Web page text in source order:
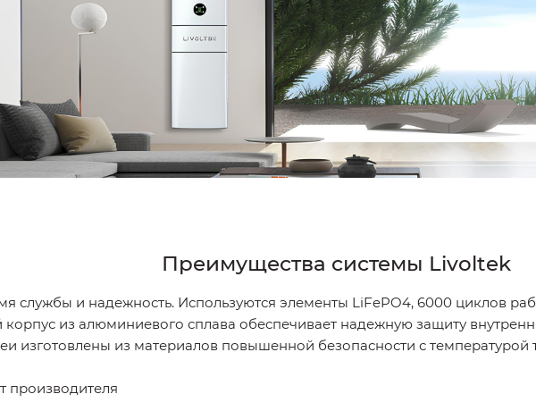
Преимущества системы Livoltek
службы и надежность. Используются элементы LiFePO4, 6000 циклов
из алюминиевого сплава обеспечивает надежную защиту
изготовлены из материалов повышенной безопасности с
производителя